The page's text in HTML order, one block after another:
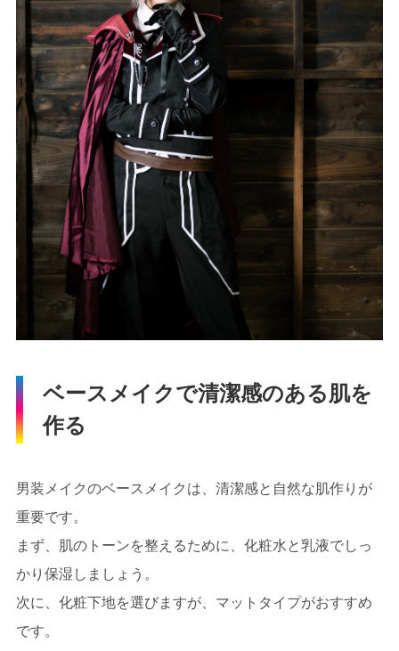
ベースメイクで清潔感のある肌を
作る
男装メイクのベースメイクは、清潔感と自然な肌作りが
重要です。
まず、肌のトーンを整えるために、化粧水と乳液でしっ
かり保湿しましょう。
次に、化粧下地を選びますが、マットタイプがおすすめ
です。